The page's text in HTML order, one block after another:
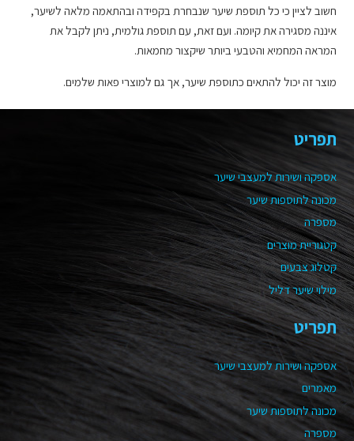
חשוב לציין כי כל תוספת שיער שנבחרת בקפידה ובהתאמה מלאה לשיער,
איננה מסגירה את קיומה. ועם זאת, עם תוספת גולמית, ניתן לקבל את
המראה המחמיא והטבעי ביותר שיקצור מחמאות.
מוצר זה יכול להתאים כתוספת שיער, אך גם למוצרי פאות שלמים.
תפריט
אספקה ושירות למעצבי שיער
מכונה לתוספות שיער
מספרה
קטגוריית מוצרים
קטלוג צבעים
מילוי שיער דליל
תפריט
אספקה ושירות למעצבי שיער
מאמרים
מכונה לתוספות שיער
מספרה